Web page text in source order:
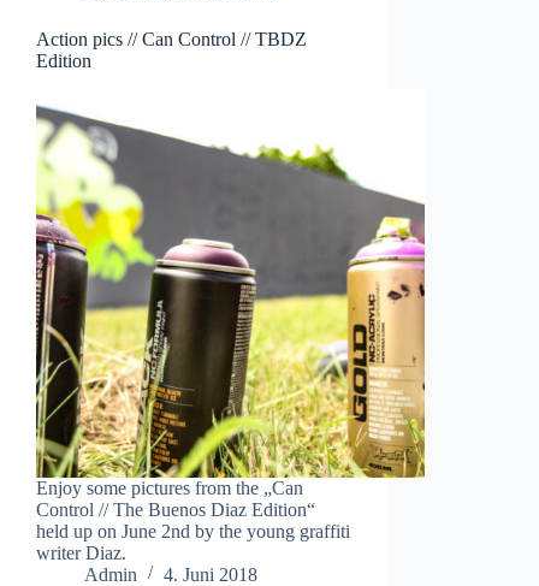
Action pics // Can Control // TBDZ
Edition
Enjoy some pictures from the „Can
Control // The Buenos Diaz Edition“
held up on June 2nd by the young graffiti
writer Diaz.
Admin
4. Juni 2018